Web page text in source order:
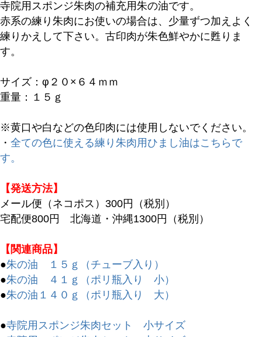
寺院用スポンジ朱肉の補充用朱の油です。
赤系の練り朱肉にお使いの場合は、少量ずつ加えよく
練りかえして下さい。古印肉が朱色鮮やかに甦りま
す。
サイズ：φ２０×６４ｍｍ
重量：１５ｇ
※黄口や白などの色印肉には使用しないでください。
・ 全ての色に使える練り朱肉用ひまし油はこちらで
す。
【発送方法】
メール便（ネコポス）300円（税別）
宅配便800円 北海道・沖縄1300円（税別）
【関連商品】
●朱の油 １５ｇ（チューブ入り）
●朱の油 ４１ｇ（ポリ瓶入り 小）
●朱の油１４０ｇ（ポリ瓶入り 大）
●寺院用スポンジ朱肉セット 小サイズ